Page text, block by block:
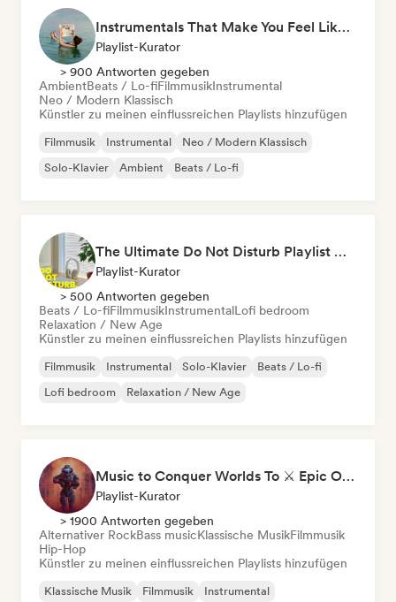
Instrumentals That Make You Feel Like Floating
Playlist-Kurator
> 900 Antworten gegeben
AmbientBeats / Lo-fiFilmmusikInstrumental
Neo / Modern Klassisch
Künstler zu meinen einflussreichen Playlists hinzufügen
Filmmusik Instrumental
Neo / Modern Klassisch
Solo-Klavier
Ambient Beats / Lo-fi
The Ultimate Do Not Disturb Playlist 🔕 Neo-Classical & Ambient Piano
Playlist-Kurator
> 500 Antworten gegeben
Beats / Lo-fiFilmmusikInstrumentalLofi bedroom
Relaxation / New Age
Künstler zu meinen einflussreichen Playlists hinzufügen
Filmmusik Instrumental Solo-Klavier
Beats / Lo-fi
Lofi bedroom
Relaxation / New Age
Music to Conquer Worlds To ⚔️ Epic Orchestral, Cinematic & Trailer Music
Playlist-Kurator
> 1900 Antworten gegeben
Alternativer RockBass musicKlassische MusikFilmmusik
Hip-Hop
Künstler zu meinen einflussreichen Playlists hinzufügen
Klassische Musik Filmmusik Instrumental